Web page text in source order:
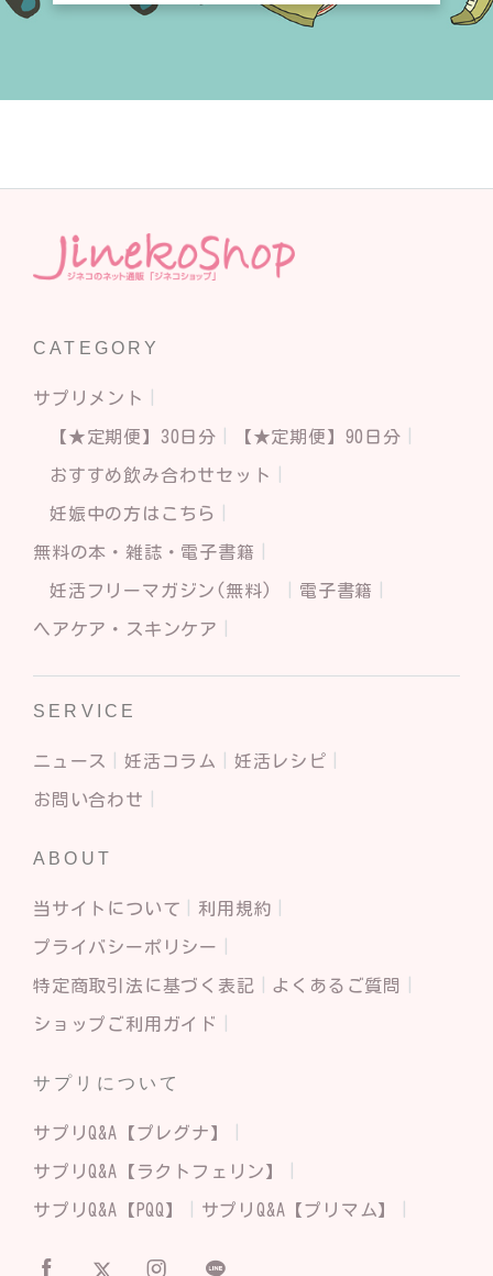
CATEGORY
サプリメント
【★定期便】30日分 【★定期便】90日分
おすすめ飲み合わせセット
妊娠中の方はこちら
無料の本・雑誌・電子書籍
妊活フリーマガジン(無料) 電子書籍
ヘアケア・スキンケア
SERVICE
ニュース 妊活コラム 妊活レシピ
お問い合わせ
ABOUT
当サイトについて 利用規約
プライバシーポリシー
特定商取引法に基づく表記 よくあるご質問
ショップご利用ガイド
サプリについて
サプリQ&A【プレグナ】
サプリQ&A【ラクトフェリン】
サプリQ&A【PQQ】 サプリQ&A【プリマム】